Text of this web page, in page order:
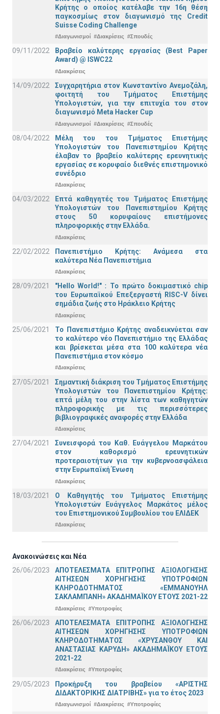
Κρήτης ο οποίος κατέλαβε την 16η θέση
παγκοσμίως στον διαγωνισμό της Credit
Suisse Coding Challenge
#Διαγωνισμοί #Διακρίσεις #Σπουδές
09/11/2022
Βραβείο καλύτερης εργασίας (Best Paper
Award) @ ISWC22
#Διακρίσεις
14/09/2022
Συγχαρητήρια στον Κωνσταντίνο Ανεμοζάλη,
φοιτητή του Τμήματος Επιστήμης
Υπολογιστών, για την επιτυχία του στον
διαγωνισμό Meta Hacker Cup
#Διαγωνισμοί #Διακρίσεις #Σπουδές
08/04/2022
Μέλη του του Τμήματος Επιστήμης
Υπολογιστών του Πανεπιστημίου Κρήτης
έλαβαν το βραβείο καλύτερης ερευνητικής
εργασίας σε κορυφαίο διεθνές επιστημονικό
συνέδριο
#Διακρίσεις
04/03/2022
Επτά καθηγητές του Τμήματος Επιστήμης
Υπολογιστών του Πανεπιστημίου Κρήτης
στους 50 κορυφαίους επιστήμονες
πληροφορικής στην Ελλάδα.
#Διακρίσεις
22/02/2022
Πανεπιστήμιο Κρήτης: Ανάμεσα στα
καλύτερα Νέα Πανεπιστήμια
#Διακρίσεις
28/09/2021
"Hello World!" : Το πρώτο δοκιμαστικό chip
του Ευρωπαϊκού Επεξεργαστή RISC-V δίνει
σημάδια ζωής στο Ηράκλειο Κρήτης
#Διακρίσεις
25/06/2021
Το Πανεπιστήμιο Κρήτης αναδεικνύεται σαν
το καλύτερο νέο Πανεπιστήμιο της Ελλάδας
και βρίσκεται μέσα στα 100 καλύτερα νέα
Πανεπιστήμια στον κόσμο
#Διακρίσεις
27/05/2021
Σημαντική διάκριση του Τμήματος Επιστήμης
Υπολογιστών του Πανεπιστημίου Κρήτης:
επτά μέλη του στην λίστα των καθηγητών
πληροφορικής με τις περισσότερες
βιβλιογραφικές αναφορές στην Ελλάδα
#Διακρίσεις
27/04/2021
Συνεισφορά του Καθ. Ευάγγελου Μαρκάτου
στον καθορισμό ερευνητικών
προτεραιοτήτων για την κυβερνοασφάλεια
στην Ευρωπαϊκή Ένωση
#Διακρίσεις
18/03/2021
Ο Καθηγητής του Τμήματος Επιστήμης
Υπολογιστών Ευάγγελος Μαρκάτος μέλος
του Επιστημονικού Συμβουλίου του ΕΛΙΔΕΚ
#Διακρίσεις
Ανακοινώσεις και Νέα
26/06/2023
ΑΠΟΤΕΛΕΣΜΑΤΑ ΕΠΙΤΡΟΠΗΣ ΑΞΙΟΛΟΓΗΣΗΣ
ΑΙΤΗΣΕΩΝ ΧΟΡΗΓΗΣΗΣ ΥΠΟΤΡΟΦΙΩΝ
ΚΛΗΡΟΔΟΤΗΜΑΤΟΣ «ΕΜΜΑΝΟΥΗΛ
ΣΑΚΛΑΜΠΑΝΗ» ΑΚΑΔΗΜΑΪΚΟΥ ΕΤΟΥΣ 2021-22
#Διακρίσεις #Υποτροφίες
26/06/2023
ΑΠΟΤΕΛΕΣΜΑΤΑ ΕΠΙΤΡΟΠΗΣ ΑΞΙΟΛΟΓΗΣΗΣ
ΑΙΤΗΣΕΩΝ ΧΟΡΗΓΗΣΗΣ ΥΠΟΤΡΟΦΙΩΝ
ΚΛΗΡΟΔΟΤΗΜΑΤΟΣ «ΧΡΥΣΑΝΘΟΥ ΚΑΙ
ΑΝΑΣΤΑΣΙΑΣ ΚΑΡΥΔΗ» ΑΚΑΔΗΜΑΪΚΟΥ ΕΤΟΥΣ
2021-22
#Διακρίσεις #Υποτροφίες
29/05/2023
Προκήρυξη του βραβείου «ΑΡΙΣΤΗΣ
ΔΙΔΑΚΤΟΡΙΚΗΣ ΔΙΑΤΡΙΒΗΣ» για το έτος 2023
#Διαγωνισμοί #Διακρίσεις #Υποτροφίες